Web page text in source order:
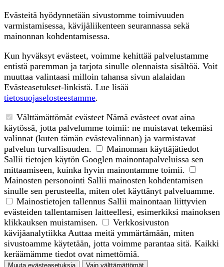
Evästeitä hyödynnetään sivustomme toimivuuden
varmistamisessa, kävijäliikenteen seurannassa sekä
mainonnan kohdentamisessa.
Kun hyväksyt evästeet, voimme kehittää palvelustamme
entistä paremman ja tarjota sinulle olennaista sisältöä. Voit
muuttaa valintaasi milloin tahansa sivun alalaidan
Evästeasetukset-linkistä. Lue lisää
tietosuojaselosteestamme.
Välttämättömät evästeet Nämä evästeet ovat aina
käytössä, jotta palvelumme toimii: ne muistavat tekemäsi
valinnat (kuten tämän evästevalinnan) ja varmistavat
palvelun turvallisuuden.
Mainonnan käyttäjätiedot
Sallii tietojen käytön Googlen mainontapalveluissa sen
mittaamiseen, kuinka hyvin mainontamme toimii.
Mainosten personointi Sallii mainosten kohdentamisen
sinulle sen perusteella, miten olet käyttänyt palveluamme.
Mainostietojen tallennus Sallii mainontaan liittyvien
evästeiden tallentamisen laitteellesi, esimerkiksi mainoksen
klikkauksen muistamisen.
Verkkosivuston
kävijäanalytiikka Auttaa meitä ymmärtämään, miten
sivustoamme käytetään, jotta voimme parantaa sitä. Kaikki
keräämämme tiedot ovat nimettömiä.
Muuta evästeasetuksia Vain välttämättömät